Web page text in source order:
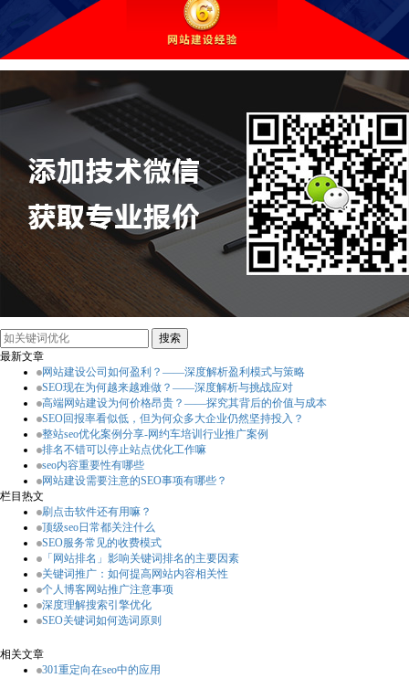
最新文章
网站建设公司如何盈利？——深度解析盈利模式与策略
SEO现在为何越来越难做？——深度解析与挑战应对
高端网站建设为何价格昂贵？——探究其背后的价值与成本
SEO回报率看似低，但为何众多大企业仍然坚持投入？
整站seo优化案例分享-网约车培训行业推广案例
排名不错可以停止站点优化工作嘛
seo内容重要性有哪些
网站建设需要注意的SEO事项有哪些？
栏目热文
刷点击软件还有用嘛？
顶级seo日常都关注什么
SEO服务常见的收费模式
「网站排名」影响关键词排名的主要因素
关键词推广：如何提高网站内容相关性
个人博客网站推广注意事项
深度理解搜索引擎优化
SEO关键词如何选词原则
相关文章
301重定向在seo中的应用